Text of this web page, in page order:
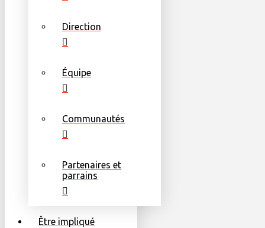
Direction
Équipe
Communautés
Partenaires et
parrains
Être impliqué